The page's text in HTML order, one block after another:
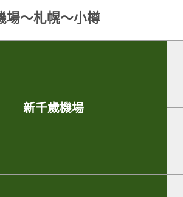
～札幌～小樽
新千歲機場